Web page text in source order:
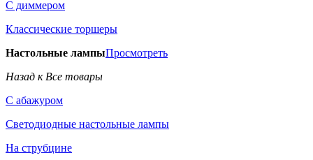
С диммером
Классические торшеры
Настольные лампыПросмотреть
Назад к Все товары
С абажуром
Светодиодные настольные лампы
На струбцине